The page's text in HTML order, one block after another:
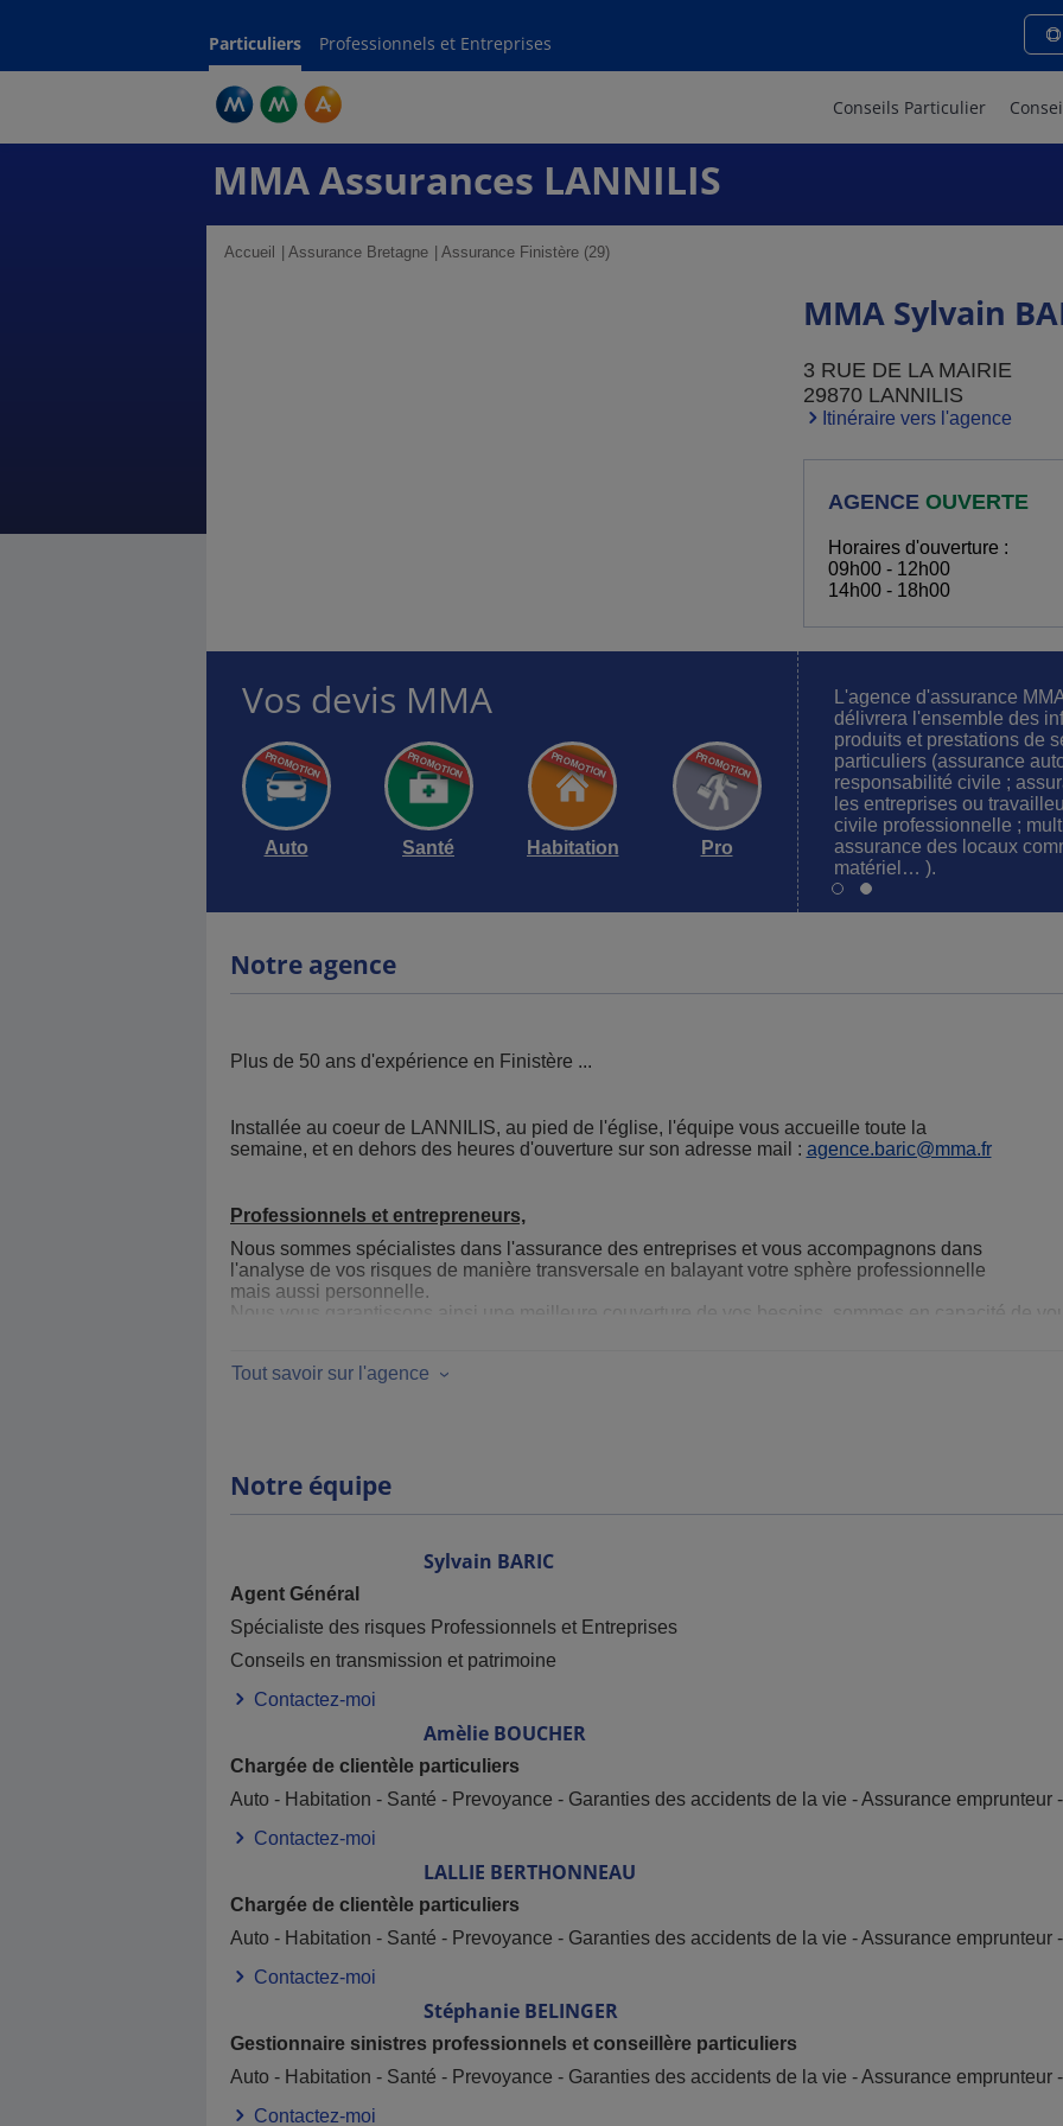
Particuliers Professionnels et Entreprises
Conseils Particulier
MMA Assurances LANNILIS
Accueil Assurance Bretagne Assurance Finistère (29)
MMA Sylvain
3 RUE DE LA MAIRIE
29870 LANNILIS
Itinéraire vers l'agence
AGENCE OUVERTE
Horaires d'ouverture :
09h00 - 12h00
14h00 - 18h00
Vos devis MMA
Auto Santé Habitation Pro
L'agence d'assurance
délivrera l'ensemble des
produits et prestations de
particuliers (assurance
responsabilité civile ;
les entreprises ou
civile professionnelle ;
assurance des locaux
matériel… ).
Notre agence
Plus de 50 ans d'expérience en Finistère ...
Installée au coeur de LANNILIS, au pied de l'église, l'équipe vous accueille toute la
semaine, et en dehors des heures d'ouverture sur son adresse mail : agence.baric@mma.fr
Professionnels et entrepreneurs,
Nous sommes spécialistes dans l'assurance des entreprises et vous accompagnons dans
l'analyse de vos risques de manière transversale en balayant votre sphère professionnelle
mais aussi personnelle.
Nous vous garantissons ainsi une meilleure couverture de vos besoins, sommes en capacité de
préparation de la retraite).
Tout savoir sur l'agence
Notre équipe
Sylvain BARIC
Agent Général
Spécialiste des risques Professionnels et Entreprises
Conseils en transmission et patrimoine
Contactez-moi
Amèlie BOUCHER
Chargée de clientèle particuliers
Auto - Habitation - Santé - Prevoyance - Garanties des accidents de la vie - Assurance emprunteur
Contactez-moi
LALLIE BERTHONNEAU
Chargée de clientèle particuliers
Auto - Habitation - Santé - Prevoyance - Garanties des accidents de la vie - Assurance emprunteur
Contactez-moi
Stéphanie BELINGER
Gestionnaire sinistres professionnels et conseillère particuliers
Auto - Habitation - Santé - Prevoyance - Garanties des accidents de la vie - Assurance emprunteur
Contactez-moi